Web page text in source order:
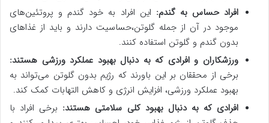
افراد حساس به گندم: این افراد به خود گندم و پروتئین‌های
موجود در آن از جمله گلوتن،حساسیت دارند و باید از غذاهای
بدون گندم و گلوتن استفاده کنند.
ورزشکاران و افرادی که به دنبال بهبود عملکرد ورزشی هستند:
برخی از محققان بر این باورند که رژیم بدون گلوتن می‌تواند به
بهبود عملکرد ورزشی، افزایش انرژی و کاهش التهابات کمک کند.
افرادی که به دنبال بهبود کلی سلامتی هستند: برخی افراد با